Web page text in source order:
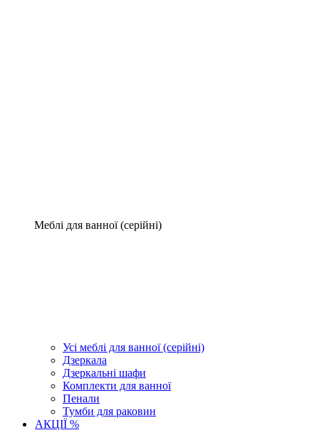
Меблі для ванної (серійні)
Усі меблі для ванної (серійні)
Дзеркала
Дзеркальні шафи
Комплекти для ванної
Пенали
Тумби для раковин
АКЦІЇ %